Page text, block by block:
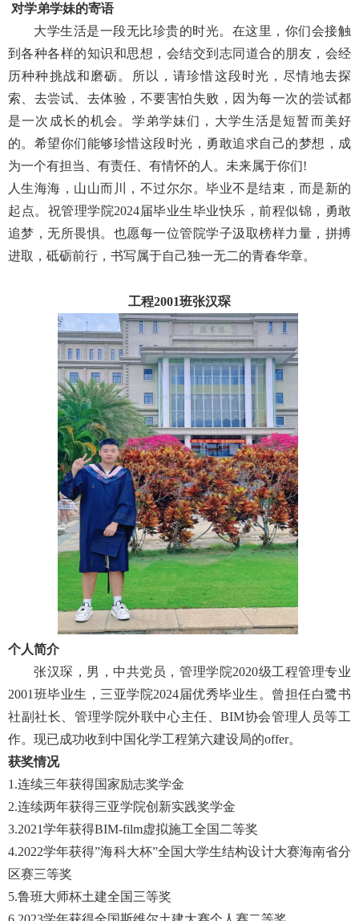
对学弟学妹的寄语
大学生活是一段无比珍贵的时光。在这里，你们会接触
到各种各样的知识和思想，会结交到志同道合的朋友，会经
历种种挑战和磨砺。所以，请珍惜这段时光，尽情地去探
索、去尝试、去体验，不要害怕失败，因为每一次的尝试都
是一次成长的机会。学弟学妹们，大学生活是短暂而美好
的。希望你们能够珍惜这段时光，勇敢追求自己的梦想，成
为一个有担当、有责任、有情怀的人。未来属于你们!
人生海海，山山而川，不过尔尔。毕业不是结束，而是新的
起点。祝管理学院2024届毕业生毕业快乐，前程似锦，勇敢
追梦，无所畏惧。也愿每一位管院学子汲取榜样力量，拼搏
进取，砥砺前行，书写属于自己独一无二的青春华章。
工程2001班张汉琛
个人简介
张汉琛，男，中共党员，管理学院2020级工程管理专业
2001班毕业生，三亚学院2024届优秀毕业生。曾担任白鹭书
社副社长、管理学院外联中心主任、BIM协会管理人员等工
作。现已成功收到中国化学工程第六建设局的offer。
获奖情况
1.连续三年获得国家励志奖学金
2.连续两年获得三亚学院创新实践奖学金
3.2021学年获得BIM-film虚拟施工全国二等奖
4.2022学年获得”海科大杯”全国大学生结构设计大赛海南省分
区赛三等奖
5.鲁班大师杯土建全国三等奖